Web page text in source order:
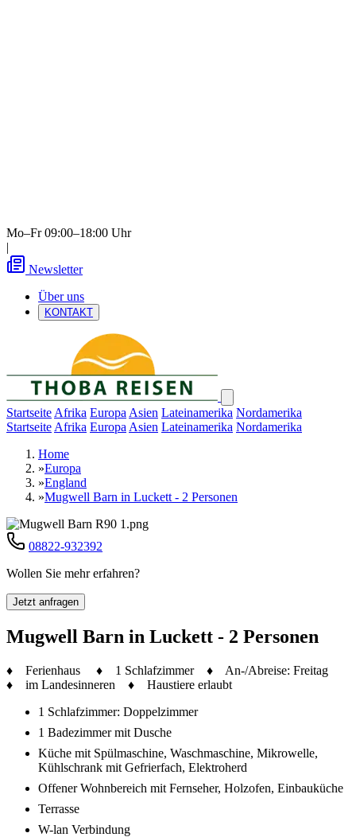
Mo–Fr 09:00–18:00 Uhr
|
Newsletter
Über uns
KONTAKT
Startseite Afrika Europa Asien Lateinamerika Nordamerika
Startseite Afrika Europa Asien Lateinamerika Nordamerika
Home
»Europa
»England
»Mugwell Barn in Luckett - 2 Personen
08822-932392
Wollen Sie mehr erfahren?
Jetzt anfragen
Mugwell Barn in Luckett - 2 Personen
♦ Ferienhaus ♦ 1 Schlafzimmer ♦ An-/Abreise: Freitag
♦ im Landesinneren ♦ Haustiere erlaubt
1 Schlafzimmer: Doppelzimmer
1 Badezimmer mit Dusche
Küche mit Spülmaschine, Waschmaschine, Mikrowelle,
Kühlschrank mit Gefrierfach, Elektroherd
Offener Wohnbereich mit Fernseher, Holzofen, Einbauküche
Terrasse
W-lan Verbindung